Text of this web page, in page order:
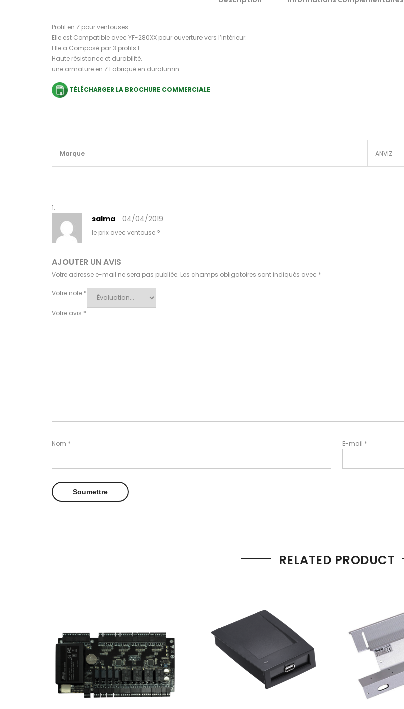
Profil en Z pour ventouses.
Elle est Compatible avec YF-280XX pour ouverture vers l’intérieur.
Elle a Composé par 3 profils L.
Haute résistance et durabilité.
une armature en Z Fabriqué en duralumin.
TÉLÉCHARGER LA BROCHURE COMMERCIALE
Marque ANVIZ
salma –04/04/2019
le prix avec ventouse ?
AJOUTER UN AVIS
Votre adresse e-mail ne sera pas publiée. Les champs obligatoires sont indiqués avec *
Votre note *
Votre avis *
Nom * E-mail *
RELATED PRODUCT